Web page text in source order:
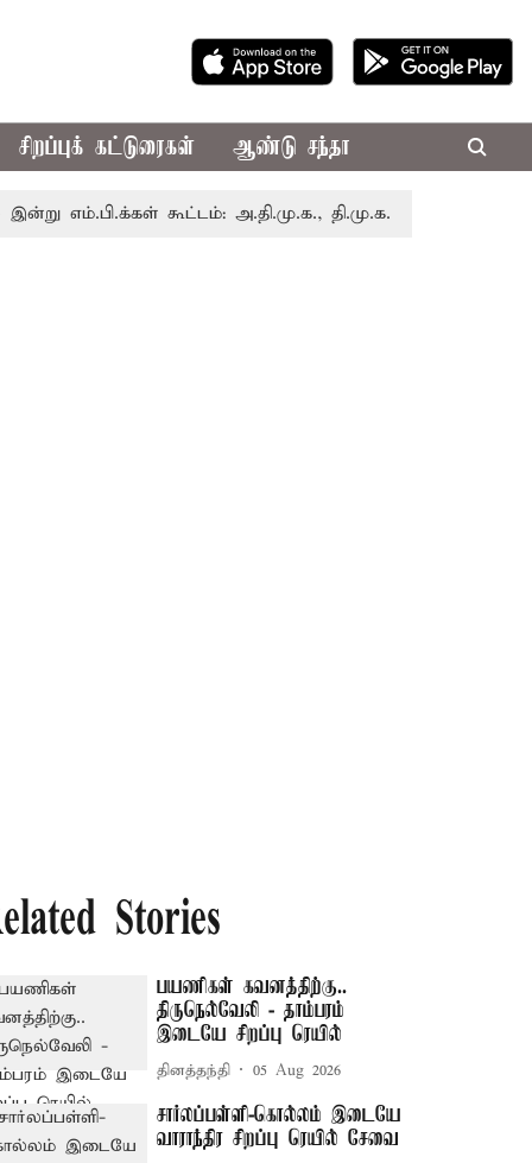
சிறப்புக் கட்டுரைகள் ஆண்டு சந்தா
கூட்டம்: அ.தி.மு.க., தி.மு.க. உள்ளிட்ட
Stories
பயணிகள் கவனத்திற்கு..
திருநெல்வேலி - தாம்பரம்
இடையே சிறப்பு ரெயில்
தினத்தந்தி 05 Aug 2026
சார்லப்பள்ளி-கொல்லம் இடையே
வாராந்திர சிறப்பு ரெயில் சேவை